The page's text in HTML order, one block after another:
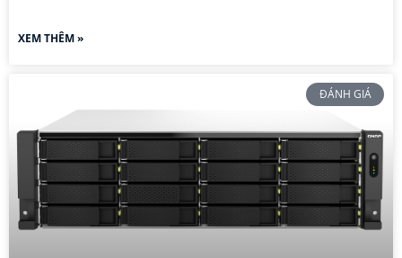
XEM THÊM »
ĐÁNH GIÁ